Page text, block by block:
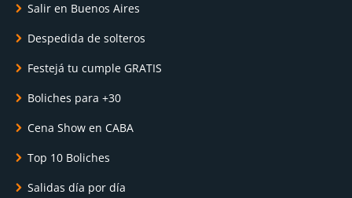
Salir en Buenos Aires
Despedida de solteros
Festejá tu cumple GRATIS
Boliches para +30
Cena Show en CABA
Top 10 Boliches
Salidas día por día